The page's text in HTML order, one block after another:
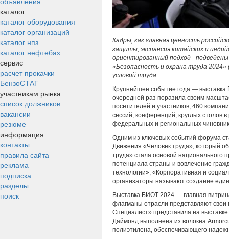
каталог
каталог оборудования
каталог организаций
каталог нпз
каталог нефтебаз
сервис
расчет прокачки
БензоСТАТ
участникам рынка
список должников
вакансии
резюме
информация
контакты
правила сайта
реклама
подписка
разделы
поиск
Кадры, как главная ценность
защиты, экспансия китайских и
ориентированный подход -
«Безопасность и охрана труда
условий труда.
Крупнейшее событие года — выставка
очередной раз поразила своим
посетителей и участников, 460
сессий, конференций, круглых столов
федеральных и региональных
Одним из ключевых событий форума
Движения «Человек труда», который
труда» стала основой национального
потенциала страны и вовлечение
технологии», «Корпоративная и
организаторы называют создание
Выставка БИОТ 2024 — главная
флагманы отрасли представляют
Специалист» представила на
Даймонд выполнена из волокна
полиэтилена, обеспечивающего